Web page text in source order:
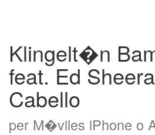
Klingelt�n
feat. Ed
Cabello
per M�viles iPhone o